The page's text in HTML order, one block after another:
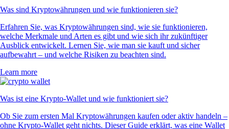
Was sind Kryptowährungen und wie funktionieren sie?
Erfahren Sie, was Kryptowährungen sind, wie sie funktionieren,
welche Merkmale und Arten es gibt und wie sich ihr zukünftiger
Ausblick entwickelt. Lernen Sie, wie man sie kauft und sicher
aufbewahrt – und welche Risiken zu beachten sind.
Learn more
Was ist eine Krypto-Wallet und wie funktioniert sie?
Ob Sie zum ersten Mal Kryptowährungen kaufen oder aktiv handeln –
ohne Krypto-Wallet geht nichts. Dieser Guide erklärt, was eine Wallet